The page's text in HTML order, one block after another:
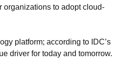
organizations to adopt cloud-
platform; according to IDC’s
driver for today and tomorrow.